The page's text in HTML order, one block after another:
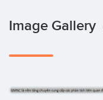
Image Gallery